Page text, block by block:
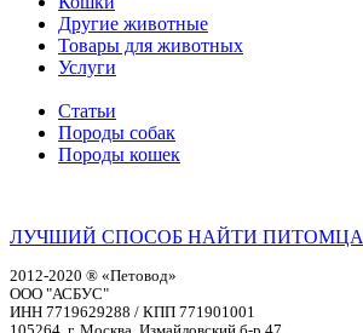
Другие животные
Товары для животных
Услуги
Статьи
Породы собак
Породы кошек
ЛУЧШИЙ СПОСОБ НАЙТИ ПИТОМЦА
2012-2020 ® «Петовод»
ООО "АСБУС"
ИНН 7719629288 / КПП 771901001